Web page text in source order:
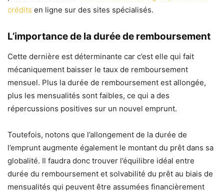
crédits en ligne sur des sites spécialisés.
L’importance de la durée de remboursement
Cette dernière est déterminante car c’est elle qui fait
mécaniquement baisser le taux de remboursement
mensuel. Plus la durée de remboursement est allongée,
plus les mensualités sont faibles, ce qui a des
répercussions positives sur un nouvel emprunt.
Toutefois, notons que l’allongement de la durée de
l’emprunt augmente également le montant du prêt dans sa
globalité. Il faudra donc trouver l’équilibre idéal entre
durée du remboursement et solvabilité du prêt au biais de
mensualités qui peuvent être assumées financièrement